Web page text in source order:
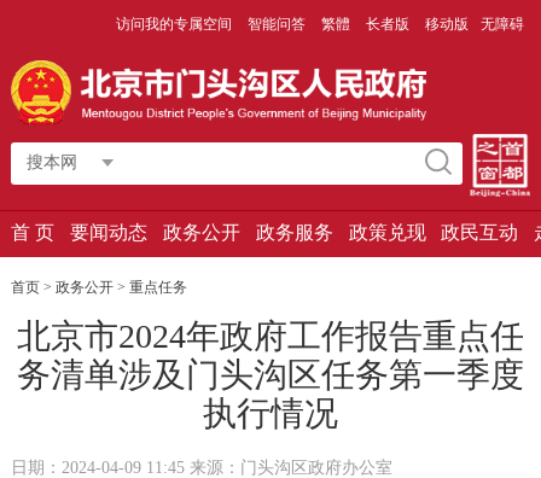
访问我的专属空间 智能问答 繁體 长者版 移动版 无障碍
搜本网
首 页 要闻动态 政务公开 政务服务 政策兑现 政民互动
首页 > 政务公开 > 重点任务
北京市2024年政府工作报告重点任
务清单涉及门头沟区任务第一季度
执行情况
日期：2024-04-09 11:45 来源：门头沟区政府办公室